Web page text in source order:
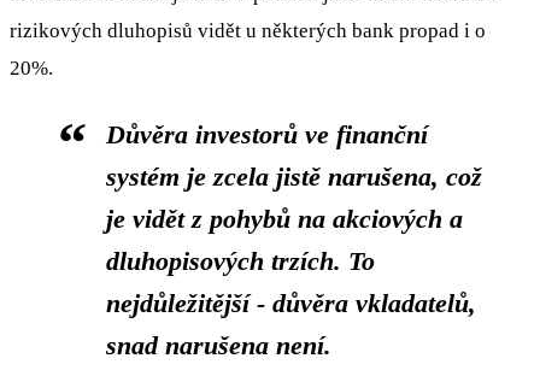
rizikových dluhopisů vidět u některých bank propad i o
20%.
Důvěra investorů ve finanční
systém je zcela jistě narušena, což
je vidět z pohybů na akciových a
dluhopisových trzích. To
nejdůležitější - důvěra vkladatelů,
snad narušena není.